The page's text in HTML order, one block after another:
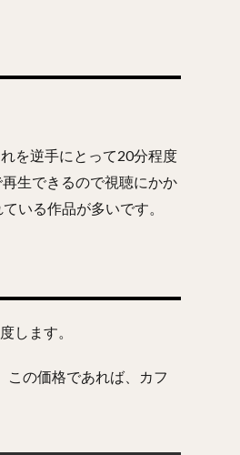
を逆手にとって20分程度
生できるので視聴にかか
いる作品が多いです。
します。
この価格であれば、カフ